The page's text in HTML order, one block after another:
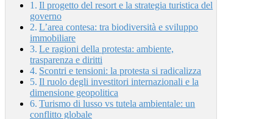
Il progetto del resort e la strategia turistica del
governo
L’area contesa: tra biodiversità e sviluppo
immobiliare
Le ragioni della protesta: ambiente,
trasparenza e diritti
Scontri e tensioni: la protesta si radicalizza
Il ruolo degli investitori internazionali e la
dimensione geopolitica
Turismo di lusso vs tutela ambientale: un
conflitto globale